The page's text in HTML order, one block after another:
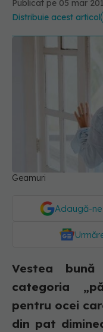
Publicat pe 05 mar
Distribuie acest articol
Geamuri
Adaugă-
Vestea
categoria
pentru ocei
din pat